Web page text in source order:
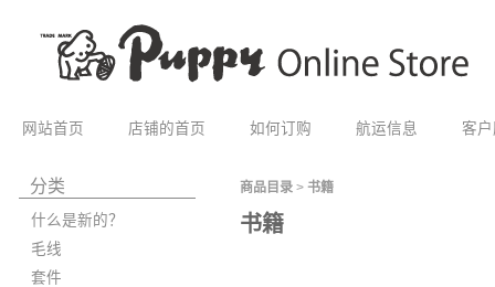
网站首页 店铺的首页 如何订购 航运信息 客
分类
什么是新的？
毛线
套件
商品目录 > 书籍
书籍